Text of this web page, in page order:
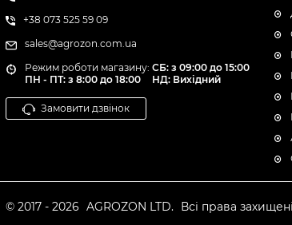
+38 073 525 59 09
sales@agrozon.com.ua
Режим роботи магазину:
ПН - ПТ: з 8:00 до 18:00
СБ: з 09:00 до 15:00
НД: Вихідний
Замовити дзвінок
© 2017 - 2026 AGROZON LTD. Всі права